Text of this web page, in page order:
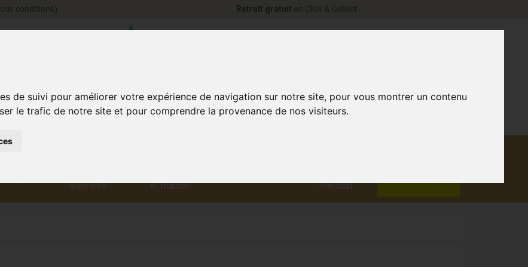
de suivi pour améliorer votre expérience de navigation sur notre site, pour vous montrer un contenu
le trafic de notre site et pour comprendre la provenance de nos visiteurs.
conditions) Retrait gratuit en Click & Collect
Pharmacie Jules Verne Votre pharmacie en ligne à votre service
Bien-être
et maman
médical